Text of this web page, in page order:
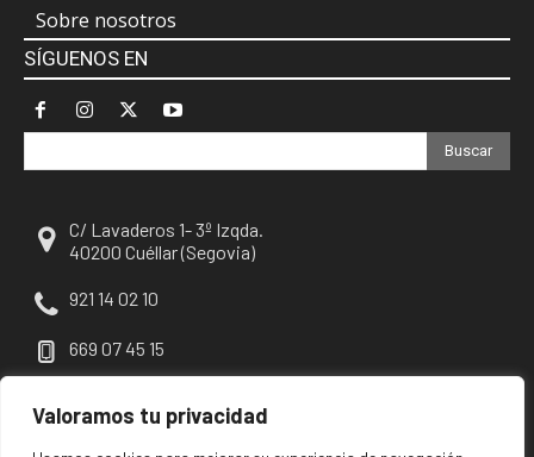
Valoramos tu privacidad
Sobre nosotros
SÍGUENOS EN
Buscar
C/ Lavaderos 1- 3º Izqda.
40200 Cuéllar (Segovia)
921 14 02 10
669 07 45 15